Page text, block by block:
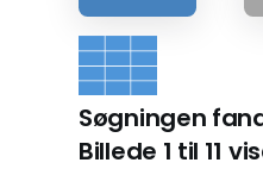
Søgningen
Billede 1 til 11